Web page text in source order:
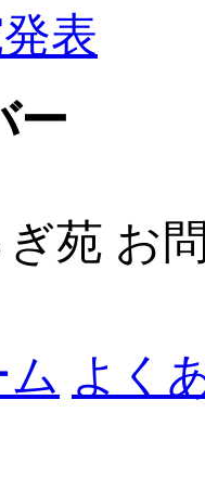
表
ー
苑 お
よく